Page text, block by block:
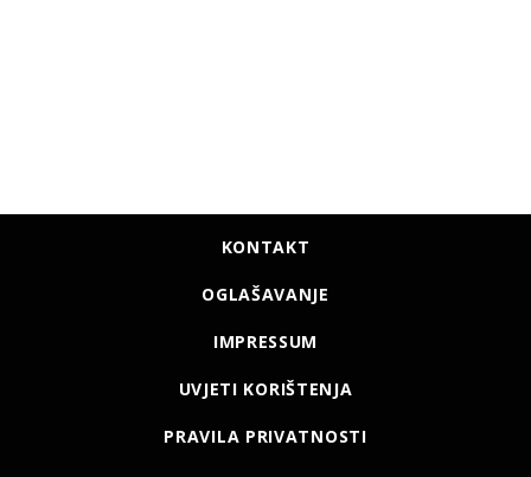
KONTAKT
OGLAŠAVANJE
IMPRESSUM
UVJETI KORIŠTENJA
PRAVILA PRIVATNOSTI